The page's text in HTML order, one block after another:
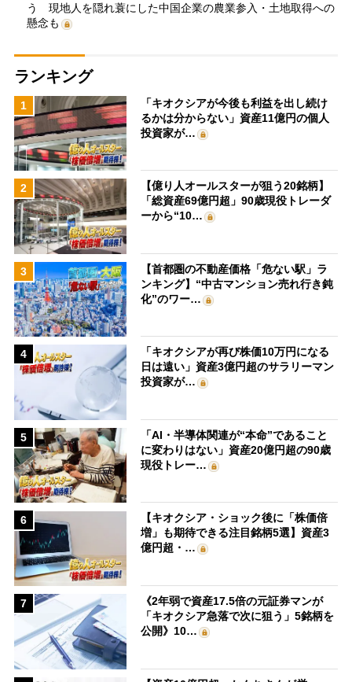
う 現地人を隠れ蓑にした中国企業の農業参入・土地取得への
懸念も
ランキング
1
「キオクシアが今後も利益を出し続け
るかは分からない」資産11億円の個人
投資家が…
2
【億り人オールスターが狙う20銘柄】
「総資産69億円超」90歳現役トレーダ
ーから“10…
3
【首都圏の不動産価格「危ない駅」ラ
ンキング】“中古マンション売れ行き鈍
化”のワー…
4
「キオクシアが再び株価10万円になる
日は遠い」資産3億円超のサラリーマン
投資家が…
5
「AI・半導体関連が“本命”であること
に変わりはない」資産20億円超の90歳
現役トレー…
6
【キオクシア・ショック後に「株価倍
増」も期待できる注目銘柄5選】資産3
億円超・…
7
《2年弱で資産17.5倍の元証券マンが
「キオクシア急落で次に狙う」5銘柄を
公開》10…